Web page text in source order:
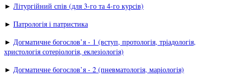
► Літургійний спів (для 3-го та 4-го курсів)
► Патрологія і патристика
► Догматичне богослов’я - 1 (вступ, протологія, тріадологія,
христологія сотеріологія, еклезіологія)
► Догматичне богослов’я - 2 (пневматологія, маріологія)